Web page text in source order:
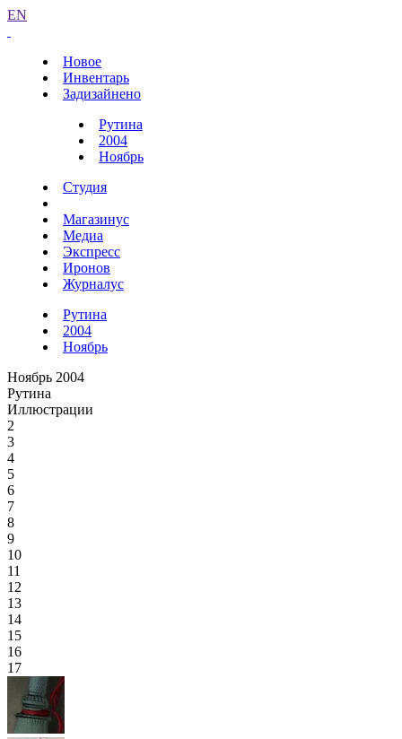
EN
Новое
Инвентарь
Задизайнено
Рутина
2004
Ноябрь
Студия
Магазинус
Медиа
Экспресс
Иронов
Журналус
Рутина
2004
Ноябрь
Ноябрь 2004
Рутина
Иллюстрации
2
3
4
5
6
7
8
9
10
11
12
13
14
15
16
17